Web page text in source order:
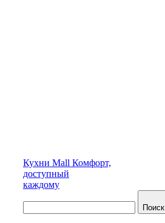
Кухни Mall Комфорт,
доступный
каждому
Поиск